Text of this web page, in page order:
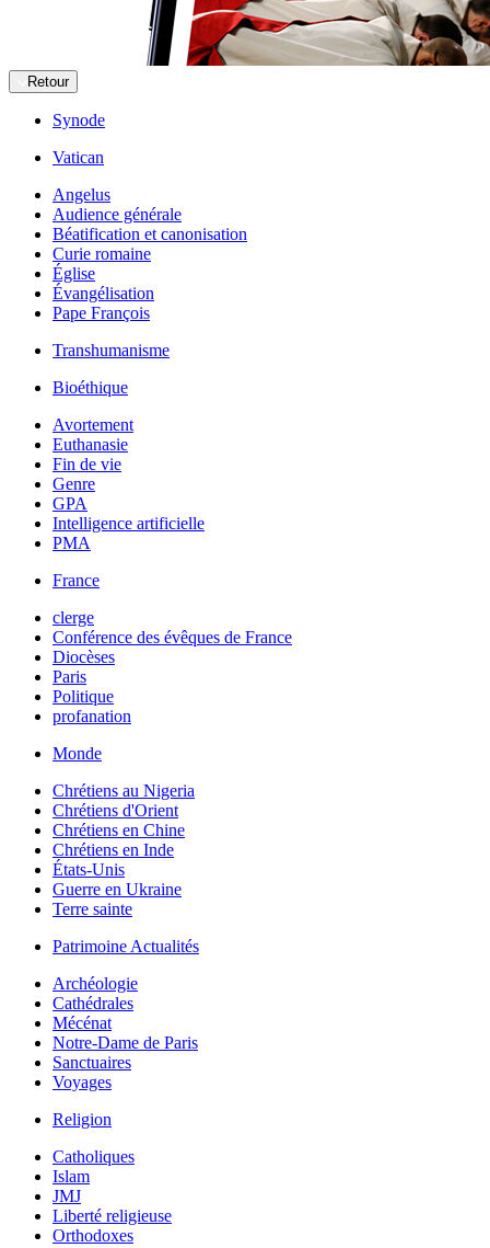
Retour
Synode
Vatican
Angelus
Audience générale
Béatification et canonisation
Curie romaine
Église
Évangélisation
Pape François
Transhumanisme
Bioéthique
Avortement
Euthanasie
Fin de vie
Genre
GPA
Intelligence artificielle
PMA
France
clerge
Conférence des évêques de France
Diocèses
Paris
Politique
profanation
Monde
Chrétiens au Nigeria
Chrétiens d'Orient
Chrétiens en Chine
Chrétiens en Inde
États-Unis
Guerre en Ukraine
Terre sainte
Patrimoine Actualités
Archéologie
Cathédrales
Mécénat
Notre-Dame de Paris
Sanctuaires
Voyages
Religion
Catholiques
Islam
JMJ
Liberté religieuse
Orthodoxes